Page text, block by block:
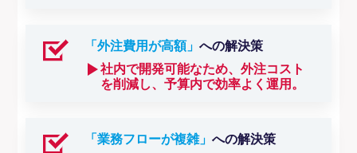
「外注費用が高額」への解決策
社内で開発可能なため、外注コスト
を削減し、予算内で効率よく運用。
「業務フローが複雑」への解決策